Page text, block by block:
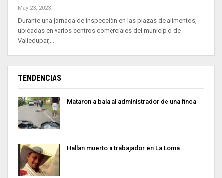
May 23, 2023
Durante una jornada de inspección en las plazas de alimentos,
ubicadas en varios centros comerciales del municipio de
Valledupar,…
TENDENCIAS
Mataron a bala al administrador de una finca
Hallan muerto a trabajador en La Loma